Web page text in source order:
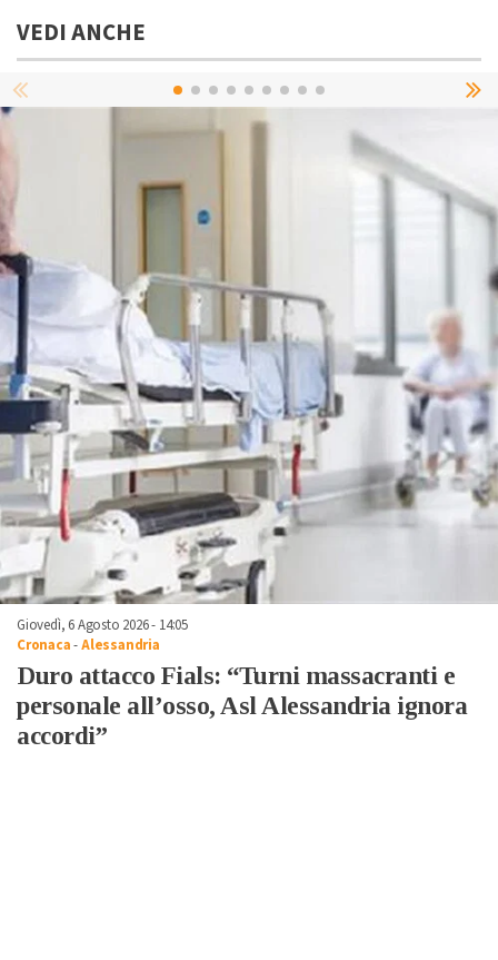
VEDI ANCHE
Giovedì, 6 Agosto 2026 - 14:05
Cronaca-Alessandria
Duro attacco Fials: “Turni massacranti e
personale all’osso, Asl Alessandria ignora
accordi”